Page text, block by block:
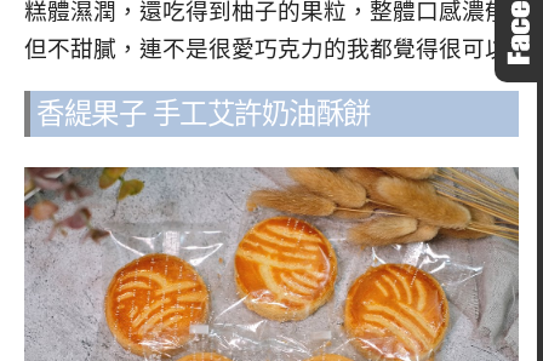
糕體濕潤，還吃得到柚子的果粒，整體口感濃郁
但不甜膩，連不是很愛巧克力的我都覺得很可以
香緹果子 手工艾許奶油酥餅